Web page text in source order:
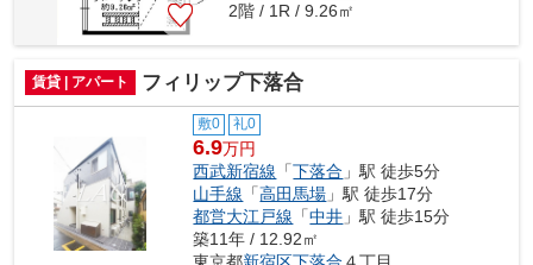
2階 / 1R / 9.26㎡
賃貸 | アパート フィリップ下落合
敷0 礼0
6.9万円
西武新宿線 「下落合 」駅 徒歩5分
山手線 「高田馬場 」駅 徒歩17分
都営大江戸線 「中井 」駅 徒歩15分
築11年 / 12.92㎡